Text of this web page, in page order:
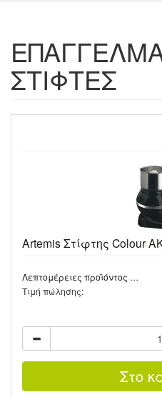
ΣΤΙΦΤΕΣ
Artemis Στίφτης Colour
Λεπτομέρειες προϊόντος …
Τιμή πώλησης: